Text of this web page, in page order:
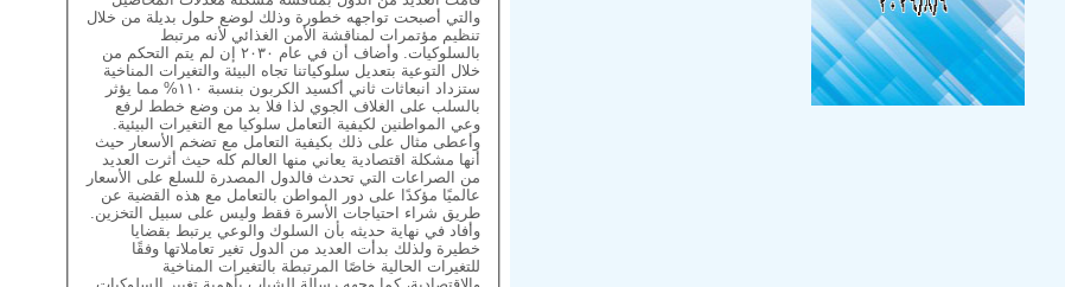
والتي أصبحت تواجهه خطورة وذلك لوضع حلول بديلة من خلال
تنظيم مؤتمرات لمناقشة الأمن الغذائي لأنه مرتبط
بالسلوكيات. وأضاف أن في عام ٢٠٣٠ إن لم يتم التحكم من
خلال التوعية بتعديل سلوكياتنا تجاه البيئة والتغيرات المناخية
ستزداد انبعاثات ثاني أكسيد الكربون بنسبة ١١٠% مما يؤثر
بالسلب على الغلاف الجوي لذا فلا بد من وضع خطط لرفع
وعي المواطنين لكيفية التعامل سلوكيا مع التغيرات البيئية.
وأعطى مثال على ذلك بكيفية التعامل مع تضخم الأسعار حيث
أنها مشكلة اقتصادية يعاني منها العالم كله حيث أثرت العديد
من الصراعات التي تحدث فالدول المصدرة للسلع على الأسعار
عالميًا مؤكدًا على دور المواطن بالتعامل مع هذه القضية عن
طريق شراء احتياجات الأسرة فقط وليس على سبيل التخزين.
وأفاد في نهاية حديثه بأن السلوك والوعي يرتبط بقضايا
خطيرة ولذلك بدأت العديد من الدول تغير تعاملاتها وفقًا
للتغيرات الحالية خاصًا المرتبطة بالتغيرات المناخية